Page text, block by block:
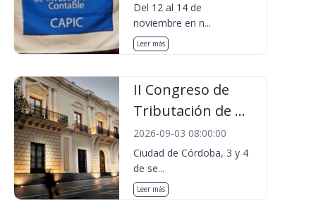
Del 12 al 14 de
noviembre en n...
Leer más
II Congreso de
Tributación de ...
2026-09-03 08:00:00
Ciudad de Córdoba, 3 y 4
de se...
Leer más